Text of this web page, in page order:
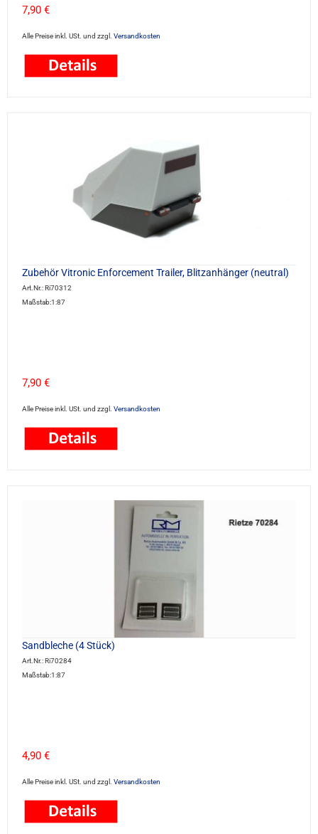
7,90 €
Alle Preise inkl. USt. und zzgl. Versandkosten
Zubehör Vitronic Enforcement Trailer, Blitzanhänger (neutral)
Art.Nr.: Ri70312
Maßstab:1:87
7,90 €
Alle Preise inkl. USt. und zzgl. Versandkosten
Sandbleche (4 Stück)
Art.Nr.: Ri70284
Maßstab:1:87
4,90 €
Alle Preise inkl. USt. und zzgl. Versandkosten